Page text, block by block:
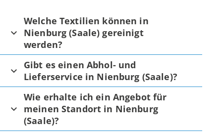
Welche Textilien können in
Nienburg (Saale) gereinigt
werden?
Gibt es einen Abhol- und
Lieferservice in Nienburg (Saale)?
Wie erhalte ich ein Angebot für
meinen Standort in Nienburg
(Saale)?